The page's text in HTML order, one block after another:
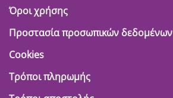
Όροι χρήσης
Προστασία προσωπικών δεδομένων
Cookies
Τρόποι πληρωμής